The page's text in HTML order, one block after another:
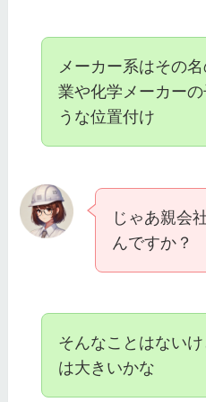
メーカー系はその
業や化学メーカーの
うな位置付け
じゃあ親会
んですか？
そんなことはない
は大きいかな